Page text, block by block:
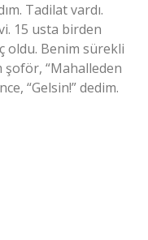
Tadilat vardı.
15 usta birden
oldu. Benim sürekli
şoför, “Mahalleden
“Gelsin!” dedim.